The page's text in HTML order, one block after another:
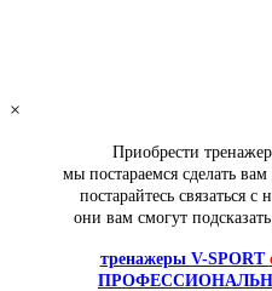
×
Приобрести
мы постараемся сделать
постарайтесь связаться
они вам смогут
тренажеры V-SPORT